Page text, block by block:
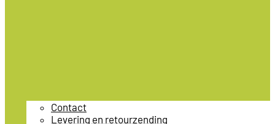
Contact
Levering en retourzending